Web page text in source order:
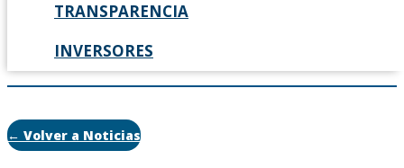
TRANSPARENCIA
INVERSORES
← Volver a Noticias